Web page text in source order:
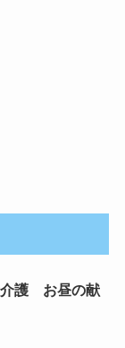
護 お昼の献